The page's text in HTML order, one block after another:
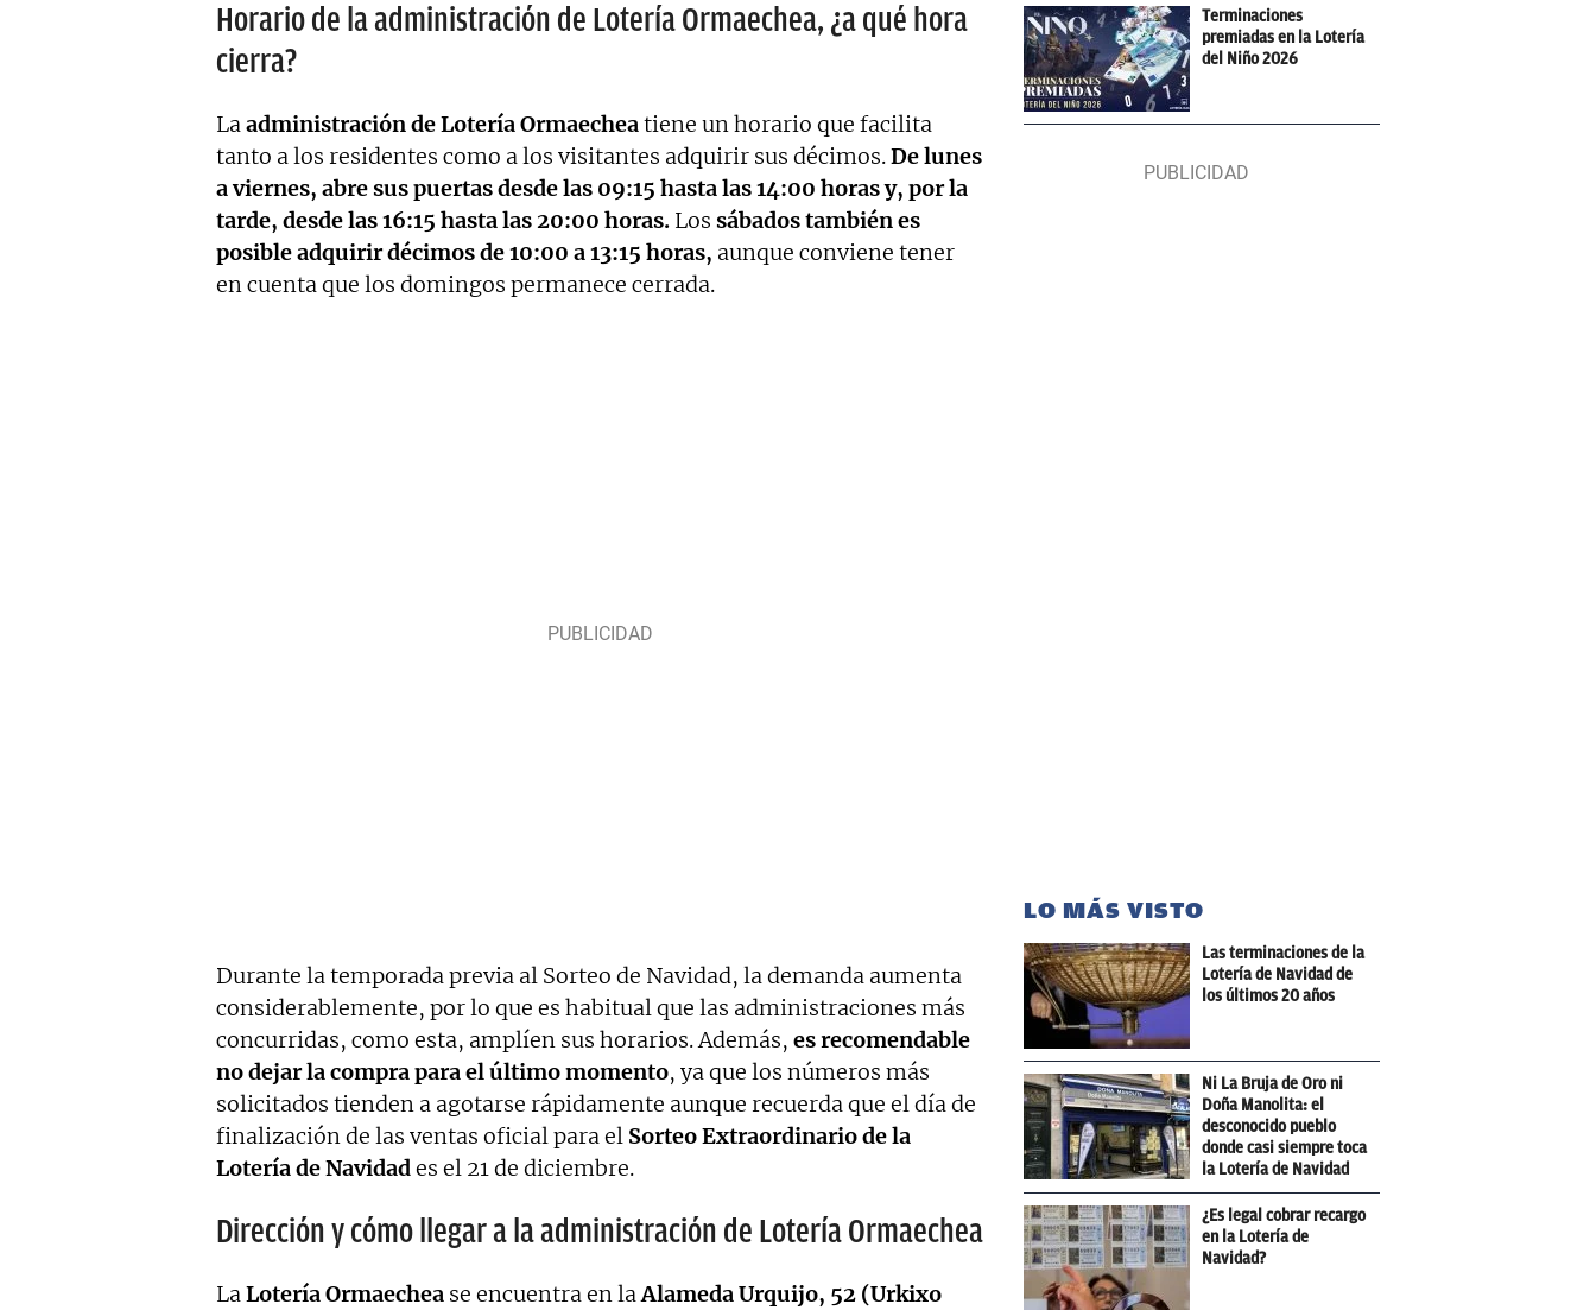
Horario de la administración de Lotería Ormaechea, ¿a qué hora
cierra?
Laadministración de Lotería Ormaecheatiene un horario que facilita
tanto a los residentes como a los visitantes adquirir sus décimos.De lunes
a viernes, abre sus puertas desde las 09:15 hasta las 14:00 horas y, por la
tarde, desde las 16:15 hasta las 20:00 horas. Los sábados también es
posible adquirir décimos de 10:00 a 13:15 horas, aunque conviene tener
en cuenta que los domingos permanece cerrada.
Durante la temporada previa al Sorteo de Navidad, la demanda aumenta
considerablemente, por lo que es habitual que las administraciones más
concurridas, como esta, amplíen sus horarios. Además, es recomendable
no dejar la compra para el último momento, ya que los números más
solicitados tienden a agotarse rápidamente aunque recuerda que el día de
finalización de las ventas oficial para el Sorteo Extraordinario de la
Lotería de Navidades el 21 de diciembre.
Dirección y cómo llegar a la administración de Lotería Ormaechea
LaLotería Ormaechea se encuentra en laAlameda Urquijo, 52 (Urkixo
Terminaciones
premiadas en la Lotería
del Niño 2026
LO MÁS VISTO
Las terminaciones de la
Lotería de Navidad de
los últimos 20 años
Ni La Bruja de Oro ni
Doña Manolita: el
desconocido pueblo
donde casi siempre toca
la Lotería de Navidad
¿Es legal cobrar recargo
en la Lotería de
Navidad?